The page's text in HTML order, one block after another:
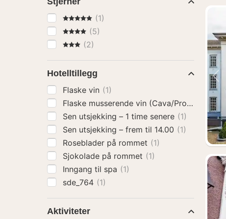
5 Stjerner(1)
4 Stjerner
(5)
3 Stjerner
(2)
Hotelltillegg
Flaske vin (1)
Flaske musserende vin (Cava/Prosecco)(1)
Sen utsjekking – 1 time senere (1)
Sen utsjekking – frem til 14.00 (1)
Roseblader på rommet (1)
Sjokolade på rommet (1)
Inngang til spa (1)
sde_764 (1)
Aktiviteter